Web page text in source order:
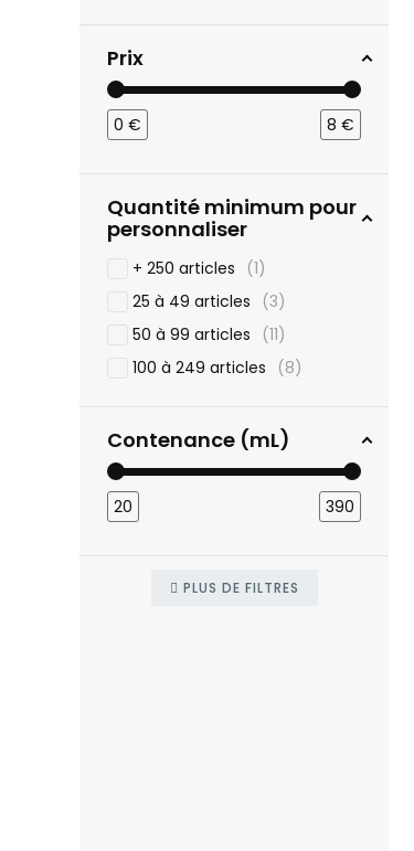
Prix
0 € 8 €
Quantité minimum pour
personnaliser
+ 250 articles
1
25 à 49 articles
3
50 à 99 articles
11
100 à 249 articles
8
Contenance (mL)
20 390
PLUS DE FILTRES